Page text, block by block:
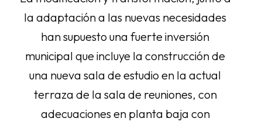
la adaptación a las nuevas necesidades
han supuesto una fuerte inversión
municipal que incluye la construcción de
una nueva sala de estudio en la actual
terraza de la sala de reuniones, con
adecuaciones en planta baja con